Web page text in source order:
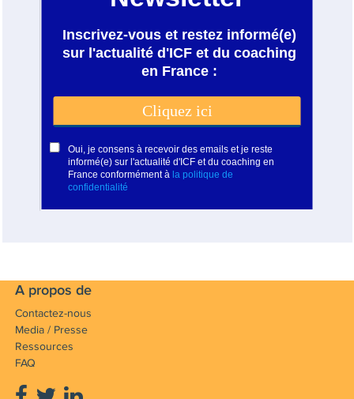
A propos de
Contactez-nous
Media / Presse
Ressources
FAQ